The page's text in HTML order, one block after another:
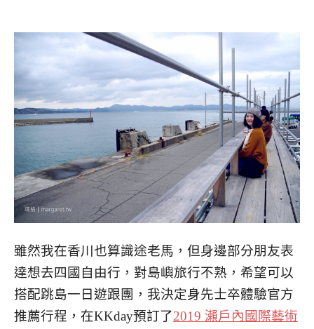
雖然我在香川也算識途老馬，但身邊部分朋友表
達想去四國自由行，對島嶼旅行不熟，希望可以
搭配跳島一日遊跟團，我決定身先士卒體驗官方
推薦行程，在KKday預訂了2019 瀨戶內國際藝術